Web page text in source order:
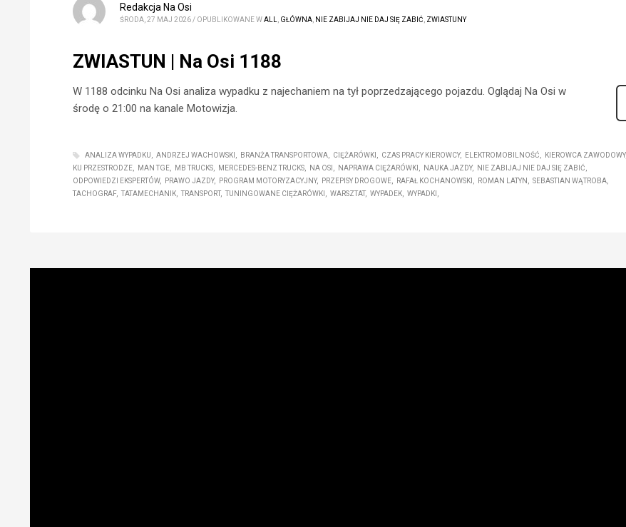
Redakcja Na Osi
ŚRODA, 27 MAJ 2026 / OPUBLIKOWANE WALL GŁÓWNA NIE ZABIJAJ NIE DAJ SIĘ ZABIĆ ZWIASTUNY
ZWIASTUN | Na Osi 1188
W 1188 odcinku Na Osi analiza wypadku z najechaniem na tył poprzedzającego pojazdu. Oglądaj Na Osi w
środę o 21:00 na kanale Motowizja.
ANALIZA WYPADKU ANDRZEJ WACHOWSKI BRANŻA TRANSPORTOWA CIĘŻARÓWKI CZAS PRACY KIEROWCY ELEKTROMOBILNOŚĆ
KIEROWCA ZAWODOWY
KU PRZESTRODZE
MAN TGE MB TRUCKS MERCEDES-BENZ TRUCKS NA OSI NAPRAWA CIĘŻARÓWKI NAUKA JAZDY
NIE ZABIJAJ NIE DAJ SIĘ ZABIĆ
ODPOWIEDZI EKSPERTÓW
PRAWO JAZDY PROGRAM MOTORYZACYJNY PRZEPISY DROGOWE RAFAŁ KOCHANOWSKI ROMAN LATYN
SEBASTIAN WĄTROBA
TACHOGRAF
TATAMECHANIK TRANSPORT TUNINGOWANE CIĘŻARÓWKI WARSZTAT WYPADEK WYPADKI